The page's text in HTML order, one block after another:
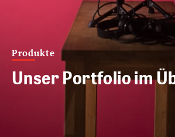
Produkte
Unser Portfolio im